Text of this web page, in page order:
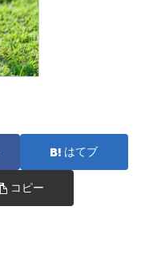
はてブ
コピー